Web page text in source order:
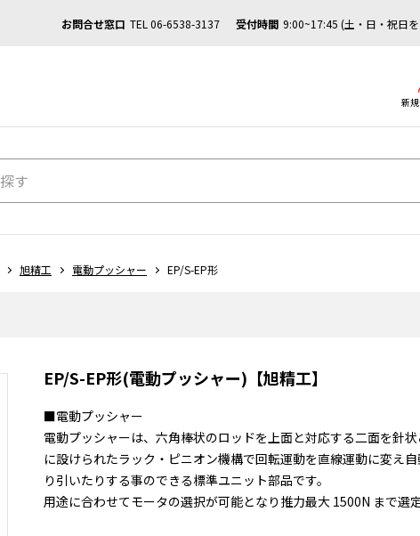
お問合せ窓口 TEL 06-6538-3137 受付時間 9:00~17:45 (土・日・祝日
新
旭精工 電動プッシャー EP/S-EP形
EP/S-EP形(電動プッシャー)【旭精工】
■電動プッシャー
電動プッシャーは、六角棒状のロッドを上面と対応する二面を針
に設けられたラック・ピニオン機構で回転運動を直線運動に変え
り引いたりする事のできる標準ユニット部品です。
用途に合わせてモータの選択が可能となり推力最大 1500N まで選定